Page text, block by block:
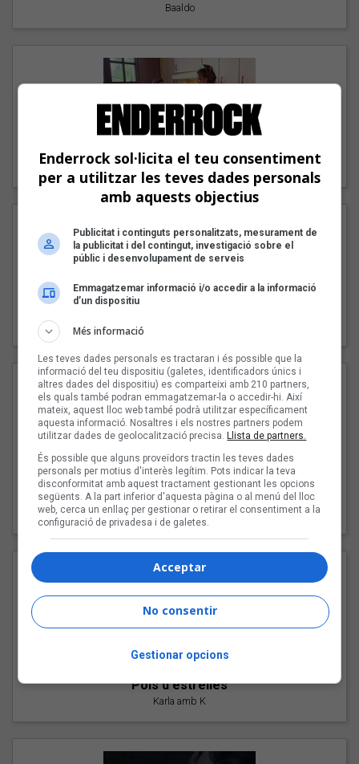
Baaldo
"Lo bueno y lo malo"
Carmen y María
Pep Álvarez amb Joan Muntaner (Xanguito)
"Les cabres"
94 Rules amb Compte
"Pols d'estrelles"
Karla amb K
Enderrock sol·licita el teu consentiment
per a utilitzar les teves dades personals
amb aquests objectius
Publicitat i continguts personalitzats, mesurament de
la publicitat i del contingut, investigació sobre el
públic i desenvolupament de serveis
Emmagatzemar informació i/o accedir a la informació
d’un dispositiu
Més informació
Les teves dades personals es tractaran i és possible que la
informació del teu dispositiu (galetes, identificadors únics i
altres dades del dispositiu) es comparteixi amb 210 partners,
els quals també podran emmagatzemar-la o accedir-hi. Així
mateix, aquest lloc web també podrà utilitzar específicament
aquesta informació. Nosaltres i els nostres partners podem
utilitzar dades de geolocalització precisa. Llista de partners.
És possible que alguns proveïdors tractin les teves dades
personals per motius d'interès legítim. Pots indicar la teva
disconformitat amb aquest tractament gestionant les opcions
següents. A la part inferior d'aquesta pàgina o al menú del lloc
web, cerca un enllaç per gestionar o retirar el consentiment a la
configuració de privadesa i de galetes.
Acceptar
No consentir
Gestionar opcions